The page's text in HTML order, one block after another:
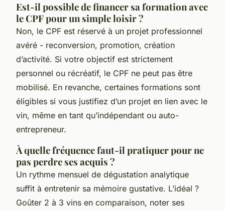
Est-il possible de financer sa formation avec
le CPF pour un simple loisir ?
Non, le CPF est réservé à un projet professionnel
avéré - reconversion, promotion, création
d’activité. Si votre objectif est strictement
personnel ou récréatif, le CPF ne peut pas être
mobilisé. En revanche, certaines formations sont
éligibles si vous justifiez d’un projet en lien avec le
vin, même en tant qu’indépendant ou auto-
entrepreneur.
À quelle fréquence faut-il pratiquer pour ne
pas perdre ses acquis ?
Un rythme mensuel de dégustation analytique
suffit à entretenir sa mémoire gustative. L’idéal ?
Goûter 2 à 3 vins en comparaison, noter ses